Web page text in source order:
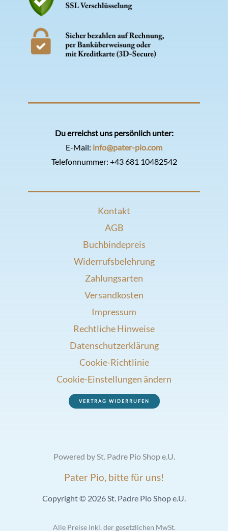
Du erreichst uns persönlich unter:
E-Mail: info@pater-pio.com
Telefonnummer: +43 681 10482542
Kontakt
AGB
Buchbindepreis
Widerrufsbelehrung
Zahlungsarten
Versandkosten
Impressum
Rechtliche Hinweise
Datenschutzerklärung
Cookie-Richtlinie
Cookie-Einstellungen ändern
VERTRAG WIDERRUFEN
Powered by St. Padre Pio Shop e.U.
Pater Pio, bitte für uns!
Copyright © 2026 St. Padre Pio Shop e.U.
Alle Preise inkl. der gesetzlichen MwSt.